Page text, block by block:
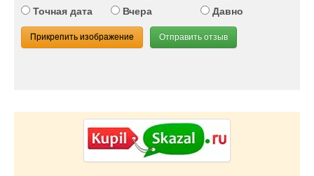
Точная дата
Вчера Давно
Прикрепить изображение Отправить отзыв